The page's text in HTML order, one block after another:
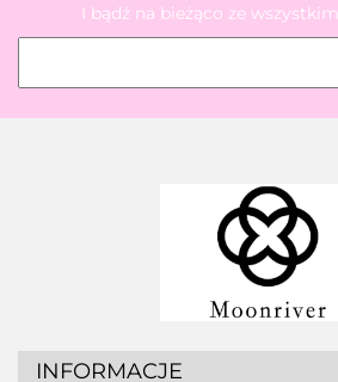
I bądź na bieżąco ze
INFORMACJE